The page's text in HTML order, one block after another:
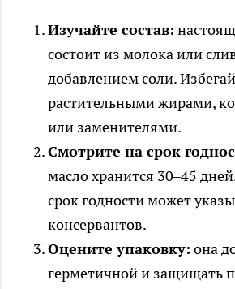
Изучайте состав:
состоит из молока или
добавлением соли.
растительными жирами,
или заменителями.
Смотрите на срок
масло хранится 30–45
срок годности может
консервантов.
Оцените упаковку: она
герметичной и защищать